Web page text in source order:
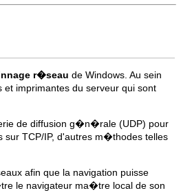
r�seau de Windows. Au sein
imprimantes du serveur qui sont
de diffusion g�n�rale (UDP) pour
TCP/IP, d'autres m�thodes telles
afin que la navigation puisse
le navigateur ma�tre local de son